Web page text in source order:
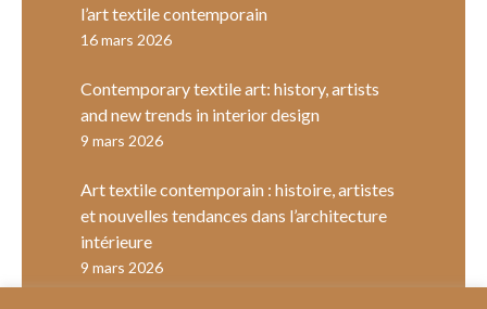
l’art textile contemporain
16 mars 2026
Contemporary textile art: history, artists
and new trends in interior design
9 mars 2026
Art textile contemporain : histoire, artistes
et nouvelles tendances dans l’architecture
intérieure
9 mars 2026